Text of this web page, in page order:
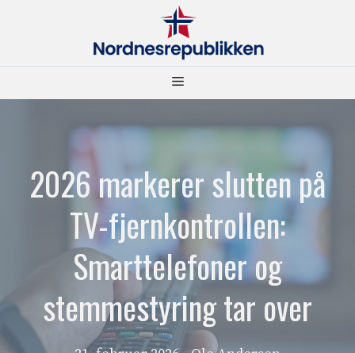
Meny
2026 markerer slutten på
TV-fjernkontrollen:
Smarttelefoner og
stemmestyring tar over